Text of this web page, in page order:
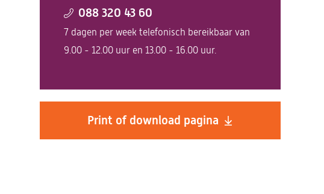
088 320 43 60
7 dagen per week telefonisch bereikbaar van
9.00 - 12.00 uur en 13.00 - 16.00 uur.
Print of download pagina